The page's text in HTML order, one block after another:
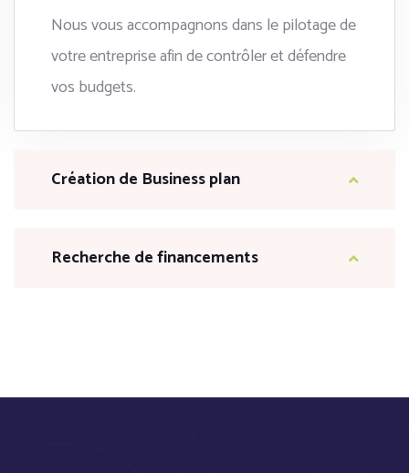
Nous vous accompagnons dans le pilotage de
votre entreprise afin de contrôler et défendre
vos budgets.
Création de Business plan
Recherche de financements